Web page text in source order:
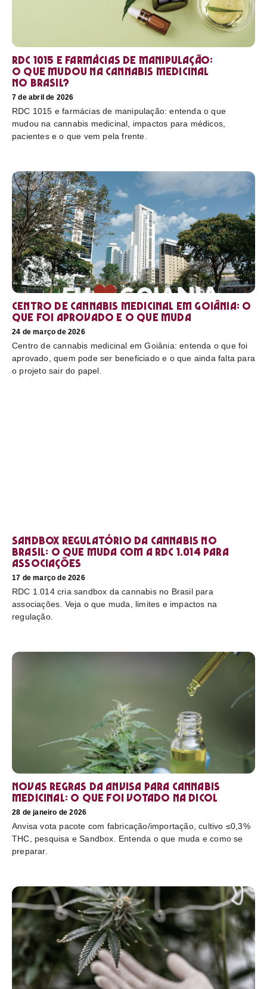
RDC 1015 e farmácias de manipulação:
o que mudou na cannabis medicinal
no Brasil?
7 de abril de 2026
RDC 1015 e farmácias de manipulação: entenda o que
mudou na cannabis medicinal, impactos para médicos,
pacientes e o que vem pela frente.
Centro de cannabis medicinal em Goiânia: o
que foi aprovado e o que muda
24 de março de 2026
Centro de cannabis medicinal em Goiânia: entenda o que foi
aprovado, quem pode ser beneficiado e o que ainda falta para
o projeto sair do papel.
Sandbox regulatório da cannabis no
Brasil: o que muda com a RDC 1.014 para
associações
17 de março de 2026
RDC 1.014 cria sandbox da cannabis no Brasil para
associações. Veja o que muda, limites e impactos na
regulação.
Novas regras da Anvisa para cannabis
medicinal: o que foi votado na Dicol
28 de janeiro de 2026
Anvisa vota pacote com fabricação/importação, cultivo ≤0,3%
THC, pesquisa e Sandbox. Entenda o que muda e como se
preparar.